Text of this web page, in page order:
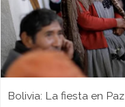
Bolivia: La fiesta en Paz